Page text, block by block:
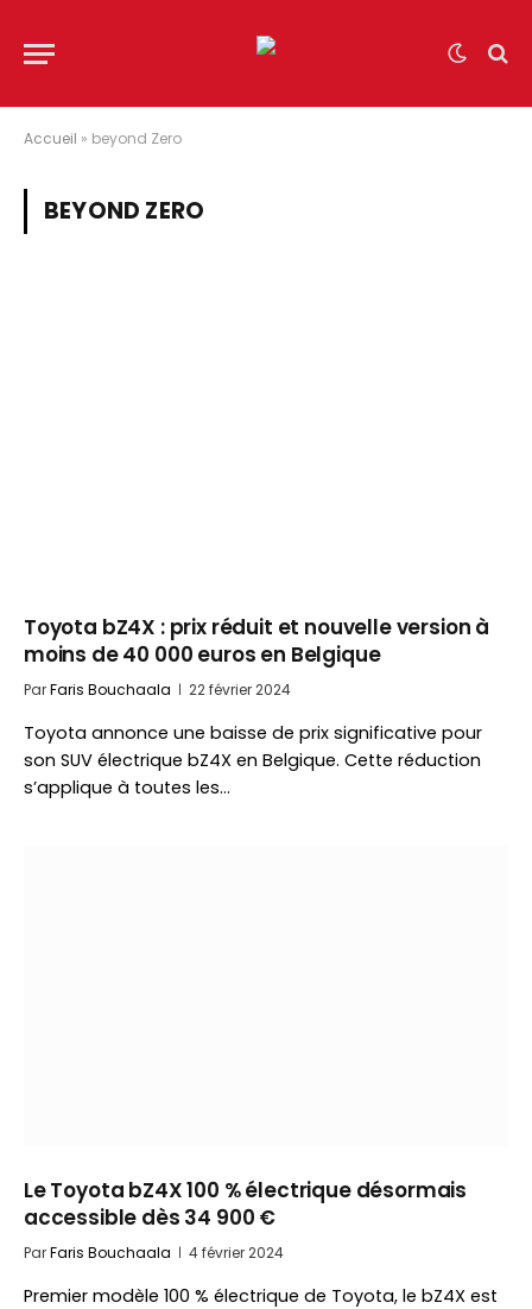
Accueil » beyond Zero
BEYOND ZERO
Toyota bZ4X : prix réduit et nouvelle version à
moins de 40 000 euros en Belgique
ParFaris Bouchaala 22 février 2024
Toyota annonce une baisse de prix significative pour
son SUV électrique bZ4X en Belgique. Cette réduction
s’applique à toutes les…
Le Toyota bZ4X 100 % électrique désormais
accessible dès 34 900 €
ParFaris Bouchaala 4 février 2024
Premier modèle 100 % électrique de Toyota, le bZ4X est